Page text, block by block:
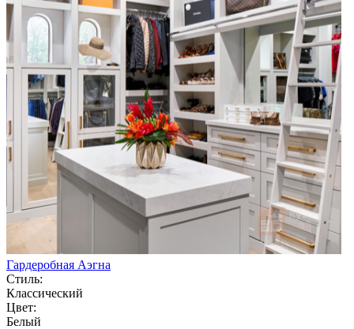
Гардеробная Аэгна
Стиль:
Классический
Цвет:
Белый